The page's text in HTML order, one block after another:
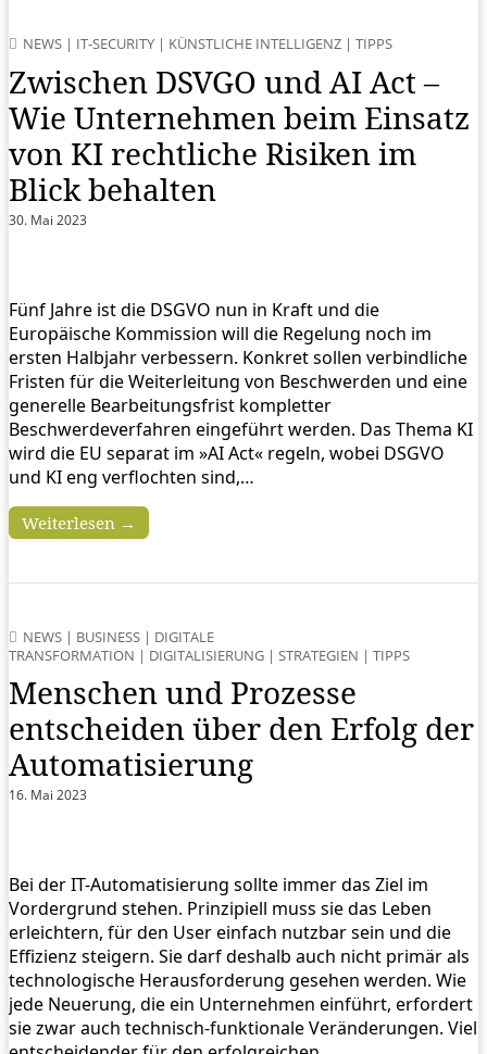
NEWS | IT-SECURITY | KÜNSTLICHE INTELLIGENZ | TIPPS
Zwischen DSVGO und AI Act –
Wie Unternehmen beim Einsatz
von KI rechtliche Risiken im
Blick behalten
30. Mai 2023
Fünf Jahre ist die DSGVO nun in Kraft und die
Europäische Kommission will die Regelung noch im
ersten Halbjahr verbessern. Konkret sollen verbindliche
Fristen für die Weiterleitung von Beschwerden und eine
generelle Bearbeitungsfrist kompletter
Beschwerdeverfahren eingeführt werden. Das Thema KI
wird die EU separat im »AI Act« regeln, wobei DSGVO
und KI eng verflochten sind,…
Weiterlesen →
NEWS | BUSINESS | DIGITALE
TRANSFORMATION | DIGITALISIERUNG | STRATEGIEN | TIPPS
Menschen und Prozesse
entscheiden über den Erfolg der
Automatisierung
16. Mai 2023
Bei der IT-Automatisierung sollte immer das Ziel im
Vordergrund stehen. Prinzipiell muss sie das Leben
erleichtern, für den User einfach nutzbar sein und die
Effizienz steigern. Sie darf deshalb auch nicht primär als
technologische Herausforderung gesehen werden. Wie
jede Neuerung, die ein Unternehmen einführt, erfordert
sie zwar auch technisch-funktionale Veränderungen. Viel